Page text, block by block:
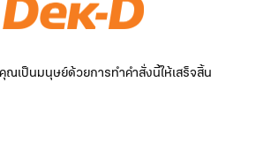
ณเป็นมนุษย์ด้วยการทำคำสั่งนี้ให้เสร็จสิ้น